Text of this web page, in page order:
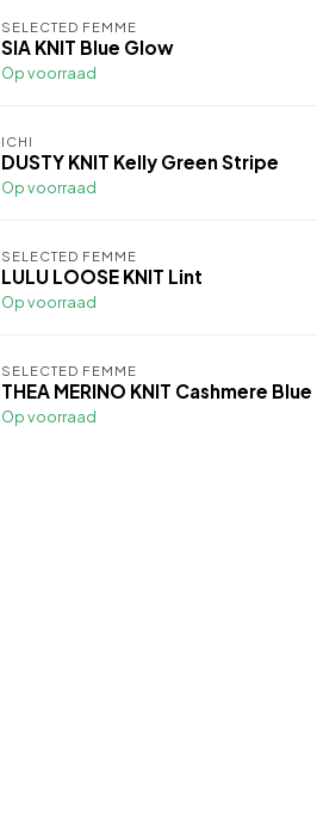
SELECTED FEMME
SIA KNIT Blue Glow
Op voorraad
ICHI
DUSTY KNIT Kelly Green Stripe
Op voorraad
SELECTED FEMME
LULU LOOSE KNIT Lint
Op voorraad
SELECTED FEMME
THEA MERINO KNIT Cashmere Blue
Op voorraad